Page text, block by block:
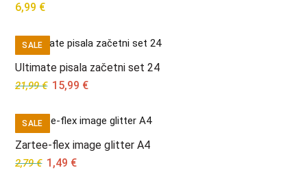
6,99 €
SALE
Ultimate pisala začetni set 24
21,99€ Original
was:
21,99 €.
15,99 €Current
15,99 €.
SALE
Zartee-flex image glitter A4
2,79€ Original
1,49 €Current